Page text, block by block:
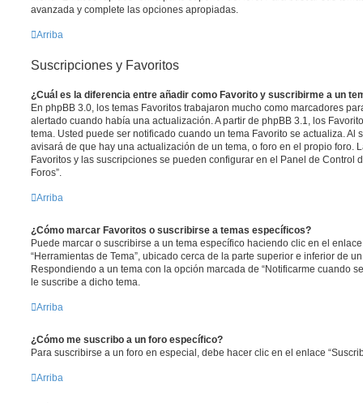
avanzada y complete las opciones apropiadas.
Arriba
Suscripciones y Favoritos
¿Cuál es la diferencia entre añadir como Favorito y suscribirme a un
En phpBB 3.0, los temas Favoritos trabajaron mucho como marcadores
alertado cuando había una actualización. A partir de phpBB 3.1, los
tema. Usted puede ser notificado cuando un tema Favorito se actualiza. Al
avisará de que hay una actualización de un tema, o foro en el propio foro.
Favoritos y las suscripciones se pueden configurar en el Panel de Control
Foros”.
Arriba
¿Cómo marcar Favoritos o suscribirse a temas específicos?
Puede marcar o suscribirse a un tema específico haciendo clic en el
“Herramientas de Tema”, ubicado cerca de la parte superior e inferior de
Respondiendo a un tema con la opción marcada de “Notificarme cuando
le suscribe a dicho tema.
Arriba
¿Cómo me suscribo a un foro específico?
Para suscribirse a un foro en especial, debe hacer clic en el enlace
Arriba